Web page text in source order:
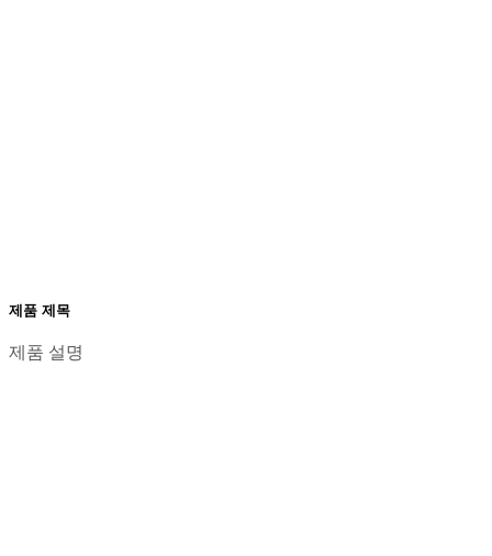
제품 제목
제품 설명